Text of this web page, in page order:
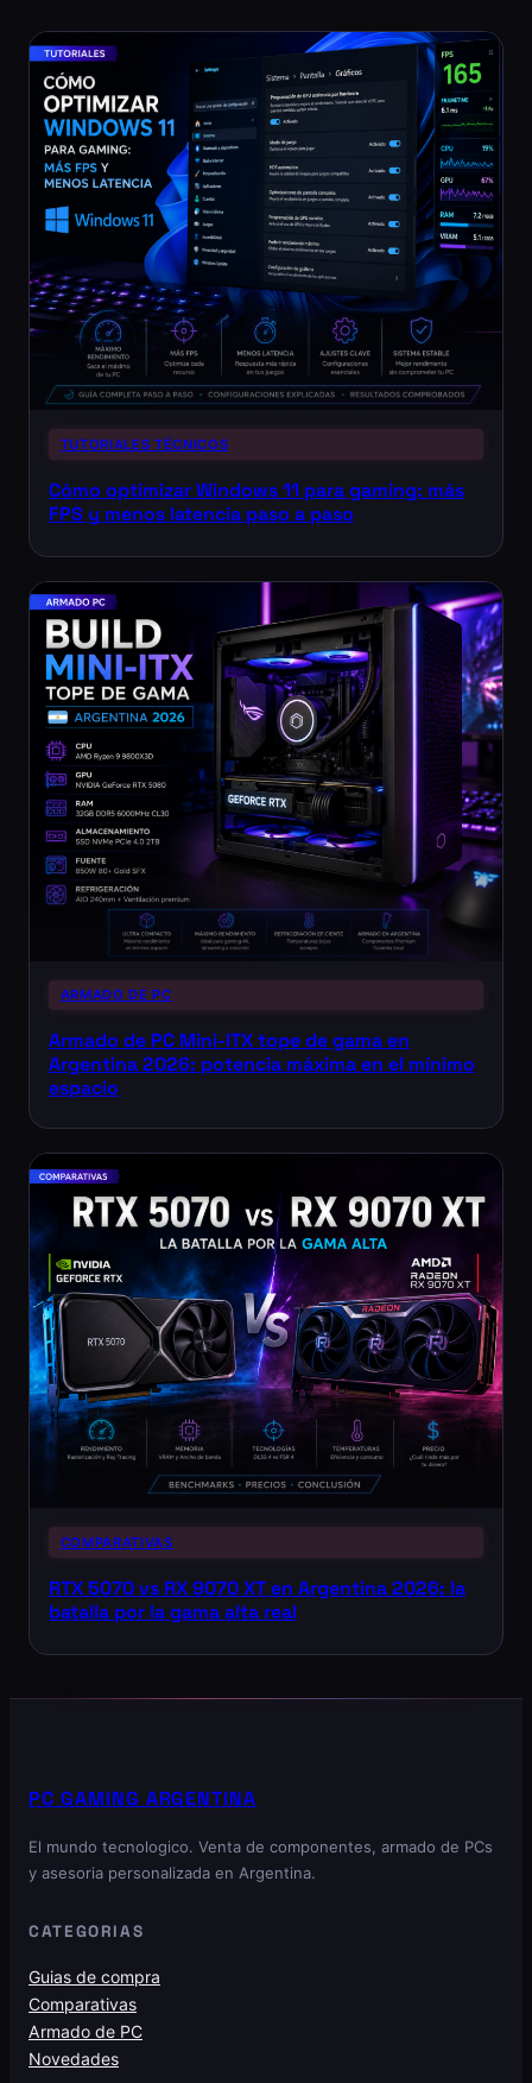
TUTORIALES TÉCNICOS
Cómo optimizar Windows 11 para gaming: más
FPS y menos latencia paso a paso
ARMADO DE PC
Armado de PC Mini-ITX tope de gama en
Argentina 2026: potencia máxima en el mínimo
espacio
COMPARATIVAS
RTX 5070 vs RX 9070 XT en Argentina 2026: la
batalla por la gama alta real
PC GAMING ARGENTINA
El mundo tecnologico. Venta de componentes, armado de PCs
y asesoria personalizada en Argentina.
CATEGORIAS
Guias de compra
Comparativas
Armado de PC
Novedades